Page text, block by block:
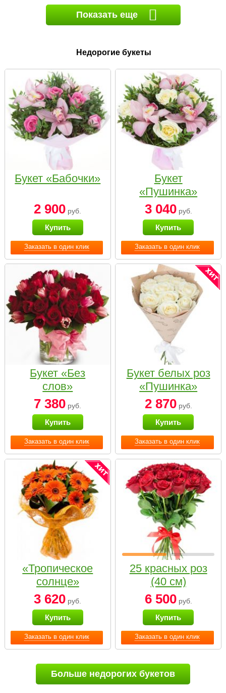
Показать еще
Недорогие букеты
Заказать в один клик
Букет «Бабочки»
2 900 руб.
Купить
Заказать в один клик
Букет
«Пушинка»
3 040руб.
Купить
Заказать в один клик
Букет «Без
слов»
7 380 руб.
Купить
Заказать в один клик
Букет белых роз
«Пушинка»
2 870руб.
Купить
Заказать в один клик
«Тропическое
солнце»
3 620 руб.
Купить
Заказать в один клик
25 красных роз
(40 см)
6 500руб.
Купить
Больше недорогих букетов